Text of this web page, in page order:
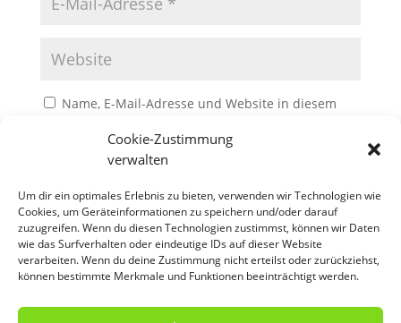
Cookie-Zustimmung
verwalten
Um dir ein optimales Erlebnis zu bieten, verwenden wir Technologien wie
Cookies, um Geräteinformationen zu speichern und/oder darauf
zuzugreifen. Wenn du diesen Technologien zustimmst, können wir Daten
wie das Surfverhalten oder eindeutige IDs auf dieser Website
verarbeiten. Wenn du deine Zustimmung nicht erteilst oder zurückziehst,
können bestimmte Merkmale und Funktionen beeinträchtigt werden.
Name, E-Mail-Adresse und Website in diesem